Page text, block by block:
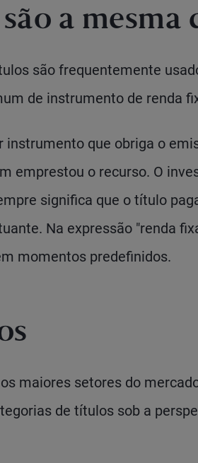
a mesma
são frequentemente
de instrumento de renda
instrumento que obriga o
emprestou o recurso. O
significa que o título
Na expressão "renda
momentos predefinidos.
maiores setores do
de títulos sob a